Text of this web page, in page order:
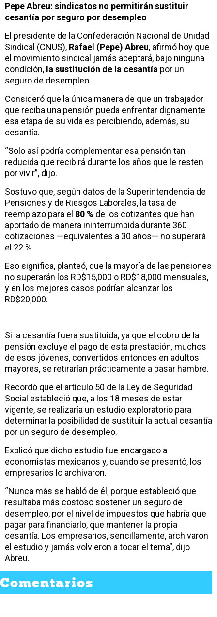
Pepe Abreu: sindicatos no permitirán sustituir
cesantía por seguro por desempleo
El presidente de la Confederación Nacional de Unidad
Sindical (CNUS), Rafael (Pepe) Abreu, afirmó hoy que
el movimiento sindical jamás aceptará, bajo ninguna
condición, la sustitución de la cesantía por un
seguro de desempleo.
Consideró que la única manera de que un trabajador
que reciba una pensión pueda enfrentar dignamente
esa etapa de su vida es percibiendo, además, su
cesantía.
“Solo así podría complementar esa pensión tan
reducida que recibirá durante los años que le resten
por vivir”, dijo.
Sostuvo que, según datos de la Superintendencia de
Pensiones y de Riesgos Laborales, la tasa de
reemplazo para el 80 % de los cotizantes que han
aportado de manera ininterrumpida durante 360
cotizaciones —equivalentes a 30 años— no superará
el 22 %.
Eso significa, planteó, que la mayoría de las pensiones
no superarán los RD$15,000 o RD$18,000 mensuales,
y en los mejores casos podrían alcanzar los
RD$20,000.
Si la cesantía fuera sustituida, ya que el cobro de la
pensión excluye el pago de esta prestación, muchos
de esos jóvenes, convertidos entonces en adultos
mayores, se retirarían prácticamente a pasar hambre.
Recordó que el artículo 50 de la Ley de Seguridad
Social estableció que, a los 18 meses de estar
vigente, se realizaría un estudio exploratorio para
determinar la posibilidad de sustituir la actual cesantía
por un seguro de desempleo.
Explicó que dicho estudio fue encargado a
economistas mexicanos y, cuando se presentó, los
empresarios lo archivaron.
“Nunca más se habló de él, porque estableció que
resultaba más costoso sostener un seguro de
desempleo, por el nivel de impuestos que habría que
pagar para financiarlo, que mantener la propia
cesantía. Los empresarios, sencillamente, archivaron
el estudio y jamás volvieron a tocar el tema”, dijo
Abreu.
Comentarios